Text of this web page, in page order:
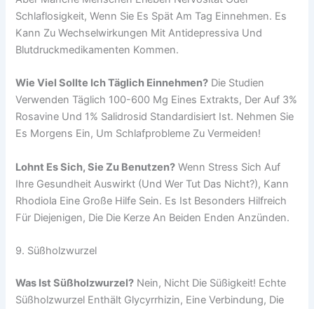
Schlaflosigkeit, Wenn Sie Es Spät Am Tag Einnehmen. Es
Kann Zu Wechselwirkungen Mit Antidepressiva Und
Blutdruckmedikamenten Kommen.
Wie Viel Sollte Ich Täglich Einnehmen? Die Studien
Verwenden Täglich 100-600 Mg Eines Extrakts, Der Auf 3%
Rosavine Und 1% Salidrosid Standardisiert Ist. Nehmen Sie
Es Morgens Ein, Um Schlafprobleme Zu Vermeiden!
Lohnt Es Sich, Sie Zu Benutzen? Wenn Stress Sich Auf
Ihre Gesundheit Auswirkt (und Wer Tut Das Nicht?), Kann
Rhodiola Eine Große Hilfe Sein. Es Ist Besonders Hilfreich
Für Diejenigen, Die Die Kerze An Beiden Enden Anzünden.
9. Süßholzwurzel
Was Ist Süßholzwurzel? Nein, Nicht Die Süßigkeit! Echte
Süßholzwurzel Enthält Glycyrrhizin, Eine Verbindung, Die